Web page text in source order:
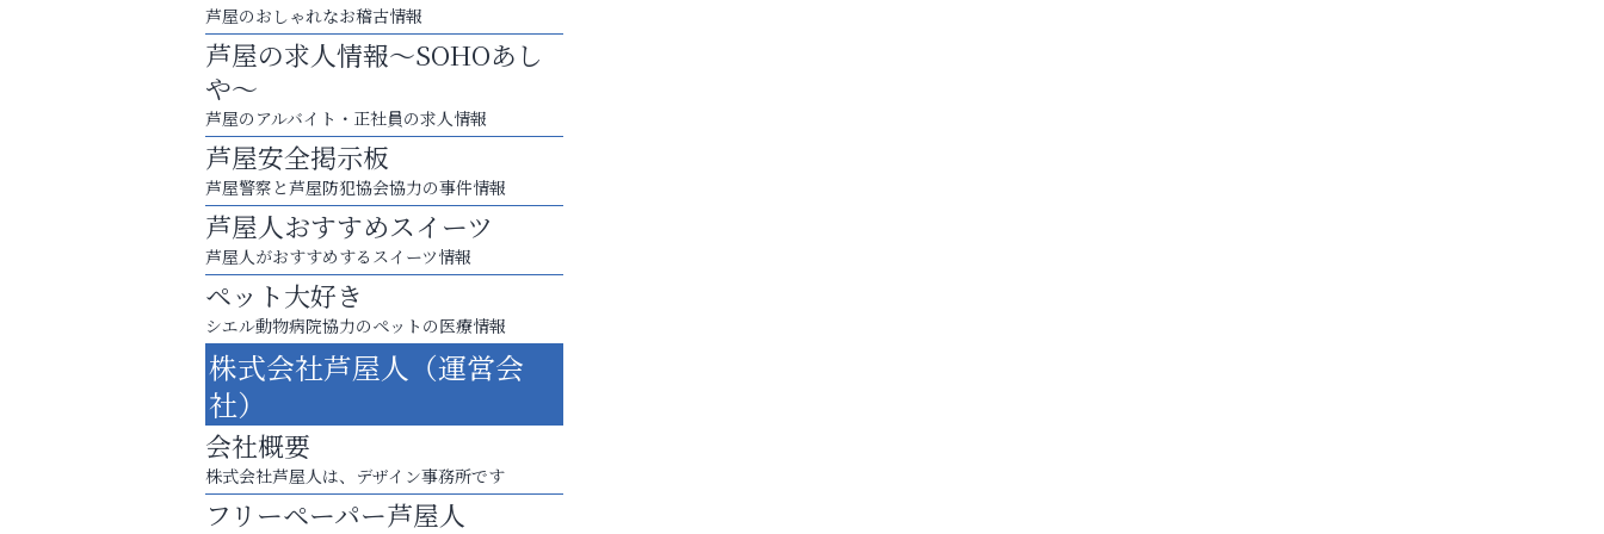
あなたらしく奏でる、音楽の時間
アクイール芦屋店
芦屋のおしゃれなお稽古情報
芦屋の求人情報～SOHOあし
や～
芦屋のアルバイト・正社員の求人情報
芦屋安全掲示板
芦屋警察と芦屋防犯協会協力の事件情報
芦屋人おすすめスイーツ
芦屋人がおすすめするスイーツ情報
ペット大好き
シエル動物病院協力のペットの医療情報
株式会社芦屋人（運営会
社）
会社概要
株式会社芦屋人は、デザイン事務所です
フリーペーパー芦屋人